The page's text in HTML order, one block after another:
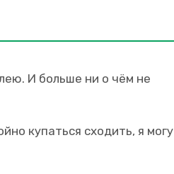
И больше ни о чём не
купаться сходить, я могу